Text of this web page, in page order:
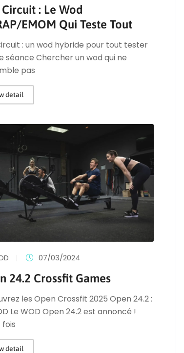
: Le Wod
EMOM Qui Teste Tout
: un wod hybride pour tout tester
séance Chercher un wod qui ne
pas
detail
07/03/2024
24.2 Crossfit Games
les Open Crossfit 2025 Open 24.2 :
Le WOD Open 24.2 est annoncé !
detail